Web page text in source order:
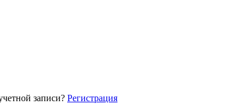
записи? Регистрация